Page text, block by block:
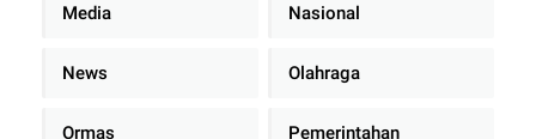
Media Nasional
News Olahraga
Ormas Pemerintahan